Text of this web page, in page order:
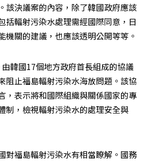
該決議案的內容，除了韓國政府應該
括輻射污染水處理需經國際同意，日
機關的建議，也應該透明公開等等。
韓國17個地方政府首長組成的協議
阻止福島輻射污染水海放問題。該協
，表示將和國際組織與關係國家的專
制，檢視輻射污染水的處理安全與
對福島輻射污染水有相當瞭解。國務